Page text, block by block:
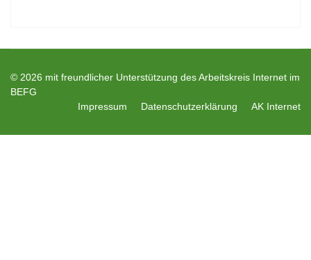
© 2026 mit freundlicher Unterstützung des Arbeitskreis Internet im
BEFG
Impressum
Datenschutzerklärung AK Internet